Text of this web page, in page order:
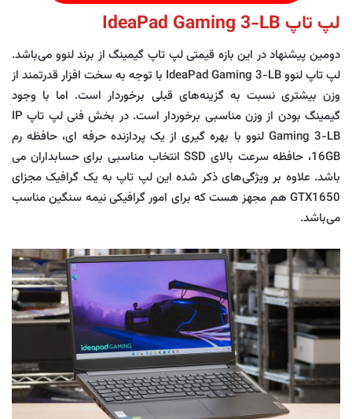
لپ تاپ IdeaPad Gaming 3-LB
دومین پیشنهاد در این بازه قیمتی لپ تاپ گیمینگ از برند لنوو می‌باشد.
لپ تاپ لنوو IdeaPad Gaming 3-LB با توجه به سخت افزار قدرتمند از
وزن بیشتری نسبت به گزینه‌های قبلی برخوردار است. اما با وجود
گیمینگ بودن از وزن مناسبی برخوردار است. در بخش فنی لپ تاپ IP
Gaming 3-LB لنوو با بهره گیری از یک پردازنده حرفه ای، حافظه رم
16GB، حافظه سرعت بالای SSD انتخاب مناسبی برای حسابداران می
باشد. علاوه بر ویژگی‌های ذکر شده این لپ تاپ به یک گرافیک مجزای
GTX1650 هم مجهز هست که برای امور گرافیکی نیمه سنگین مناسب
می‌باشد.